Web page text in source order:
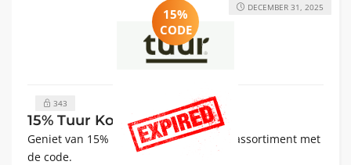
15%
CODE
343
15% Tuur Kortingscode
Geniet van 15% korting op ons volledig assortiment met
de code.
DECEMBER 31, 2025